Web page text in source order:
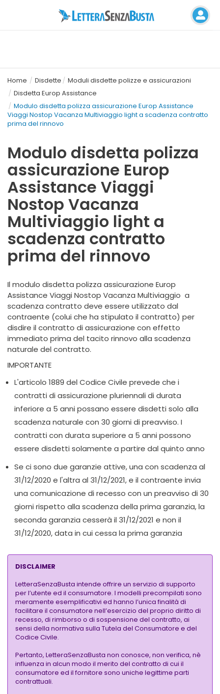
Home Disdette
Moduli disdette polizze e assicurazioni
Disdetta Europ Assistance
Modulo disdetta polizza assicurazione Europ Assistance
Viaggi Nostop Vacanza Multiviaggio light a scadenza contratto
prima del rinnovo
Modulo disdetta polizza
assicurazione Europ
Assistance Viaggi
Nostop Vacanza
Multiviaggio light a
scadenza contratto
prima del rinnovo
Il modulo disdetta polizza assicurazione Europ
Assistance Viaggi Nostop Vacanza Multiviaggio a
scadenza contratto deve essere utilizzato dal
contraente (colui che ha stipulato il contratto) per
disdire il contratto di assicurazione con effetto
immediato prima del tacito rinnovo alla scadenza
naturale del contratto.
IMPORTANTE
L'articolo 1889 del Codice Civile prevede che i
contratti di assicurazione pluriennali di durata
inferiore a 5 anni possano essere disdetti solo alla
scadenza naturale con 30 giorni di preavviso. I
contratti con durata superiore a 5 anni possono
essere disdetti solamente a partire dal quinto anno
Se ci sono due garanzie attive, una con scadenza al
31/12/2020 e l'altra al 31/12/2021, e il contraente invia
una comunicazione di recesso con un preavviso di 30
giorni rispetto alla scadenza della prima garanzia, la
seconda garanzia cesserà il 31/12/2021 e non il
31/12/2020, data in cui cessa la prima garanzia
DISCLAIMER
LetteraSenzaBusta intende offrire un servizio di supporto
per l’utente ed il consumatore. I modelli precompilati sono
meramente esemplificativi ed hanno l’unica finalità di
facilitare il consumatore nell’esercizio del proprio diritto di
recesso, di rimborso o di sospensione del contratto, ai
sensi della normativa sulla Tutela del Consumatore e del
Codice Civile.
Pertanto, LetteraSenzaBusta non conosce, non verifica, nè
influenza in alcun modo il merito del contratto di cui il
consumatore ed il fornitore sono uniche legittime parti
contrattuali.